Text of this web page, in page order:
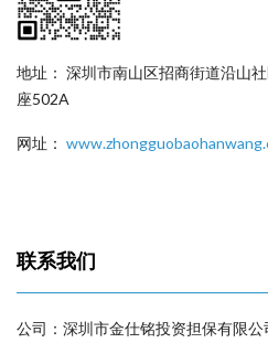
地址： 深圳市南山区招商街道沿山
座502A
网址：
联系我们
公司：深圳市金仕铭投资担保有限公